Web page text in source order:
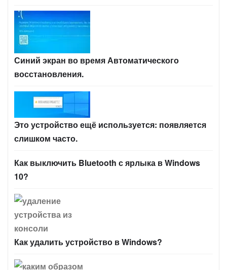
Синий экран во время Автоматического
восстановления.
Это устройство ещё используется: появляется
слишком часто.
Как выключить Bluetooth с ярлыка в Windows
10?
Как удалить устройство в Windows?